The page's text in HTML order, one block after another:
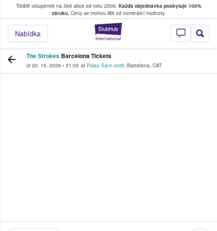
Tržiště vstupenek na živé akce od roku 2009. Každá objednávka poskytuje 100%
záruku.Ceny se mohou lišit od nominální hodnoty.
StubHub –
Nabídka
kde fanoušci kupují a prodávají vstupenky
The Strokes Barcelona Tickets
út 20. 10. 2026 • 21:00 at Palau Sant Jordi, Barcelona, CAT